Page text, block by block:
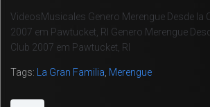
VideosMusicales Genero Merengue Desde la
2007 em Pawtucket, RI Genero Merengue
Club 2007 em Pawtucket, RI
Tags: La Gran Familia Merengue